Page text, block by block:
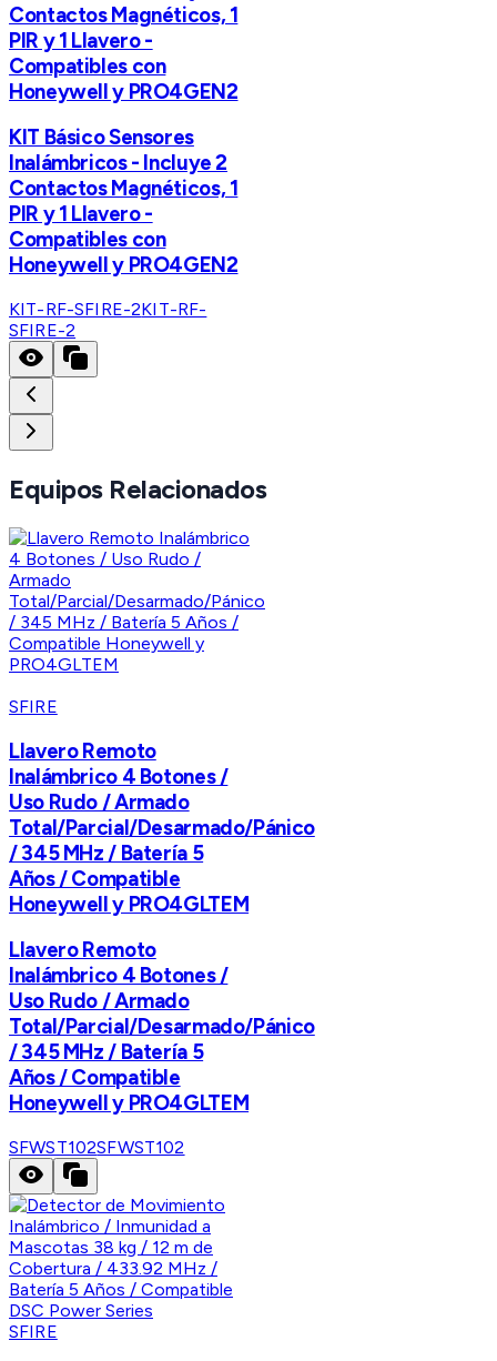
Contactos Magnéticos, 1
PIR y 1 Llavero -
Compatibles con
Honeywell y PRO4GEN2
KIT Básico Sensores
Inalámbricos - Incluye 2
Contactos Magnéticos, 1
PIR y 1 Llavero -
Compatibles con
Honeywell y PRO4GEN2
KIT-RF-SFIRE-2KIT-RF-
SFIRE-2
Equipos Relacionados
SFIRE
Llavero Remoto
Inalámbrico 4 Botones /
Uso Rudo / Armado
Total/Parcial/Desarmado/Pánico
/ 345 MHz / Batería 5
Años / Compatible
Honeywell y PRO4GLTEM
Llavero Remoto
Inalámbrico 4 Botones /
Uso Rudo / Armado
Total/Parcial/Desarmado/Pánico
/ 345 MHz / Batería 5
Años / Compatible
Honeywell y PRO4GLTEM
SFWST102SFWST102
SFIRE